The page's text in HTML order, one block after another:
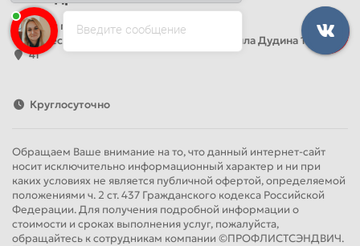
Офис продаж
Адрес: Россия, Санкт-Петербург, Михаила Дудина 15, офис
41
Круглосуточно
Обращаем Ваше внимание на то, что данный интернет-сайт
носит исключительно информационный характер и ни при
каких условиях не является публичной офертой, определяемой
положениями ч. 2 ст. 437 Гражданского кодекса Российской
Федерации. Для получения подробной информации о
стоимости и сроках выполнения услуг, пожалуйста,
обращайтесь к сотрудникам компании ©ПРОФЛИСТСЭНДВИЧ.
Введите сообщение